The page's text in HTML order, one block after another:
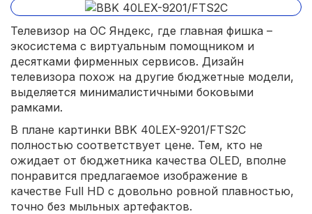
Телевизор на ОС Яндекс, где главная фишка –
экосистема с виртуальным помощником и
десятками фирменных сервисов. Дизайн
телевизора похож на другие бюджетные модели,
выделяется минималистичными боковыми
рамками.
В плане картинки BBK 40LEX-9201/FTS2C
полностью соответствует цене. Тем, кто не
ожидает от бюджетника качества OLED, вполне
понравится предлагаемое изображение в
качестве Full HD с довольно ровной плавностью,
точно без мыльных артефактов.